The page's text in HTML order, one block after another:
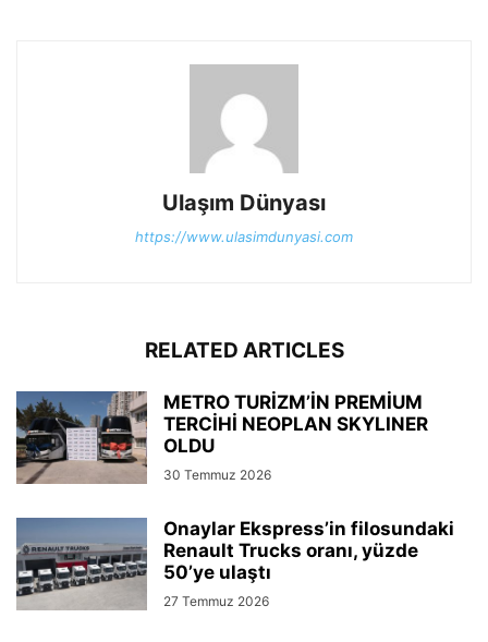
Ulaşım Dünyası
https://www.ulasimdunyasi.com
RELATED ARTICLES
METRO TURİZM’İN PREMİUM
TERCİHİ NEOPLAN SKYLINER
OLDU
30 Temmuz 2026
Onaylar Ekspress’in filosundaki
Renault Trucks oranı, yüzde
50’ye ulaştı
27 Temmuz 2026